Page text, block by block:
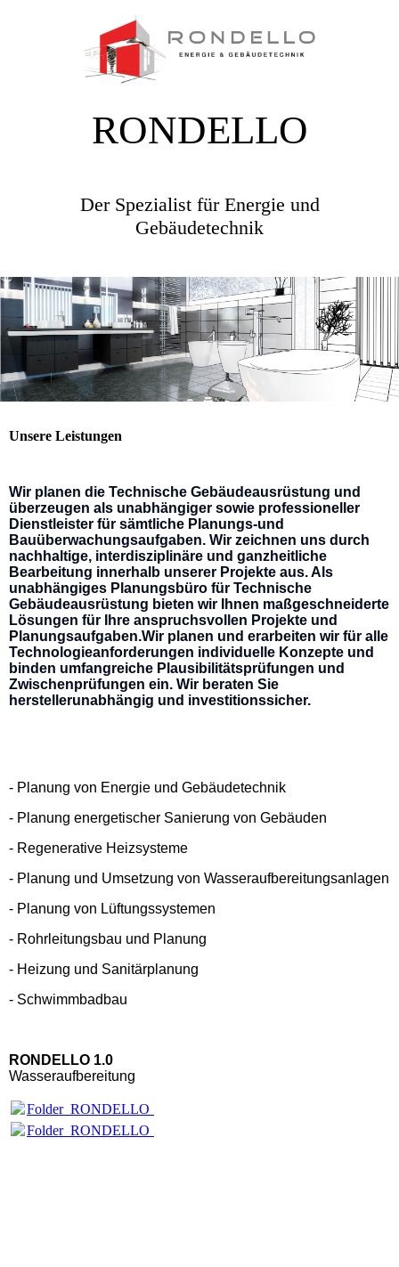
RONDELLO
Der Spezialist für Energie und
Gebäudetechnik
Unsere Leistungen
Wir planen die Technische Gebäudeausrüstung und
überzeugen als unabhängiger sowie professioneller
Dienstleister für sämtliche Planungs-und
Bauüberwachungsaufgaben. Wir zeichnen uns durch
nachhaltige, interdisziplinäre und ganzheitliche
Bearbeitung innerhalb unserer Projekte aus. Als
unabhängiges Planungsbüro für Technische
Gebäudeausrüstung bieten wir Ihnen maßgeschneiderte
Lösungen für Ihre anspruchsvollen Projekte und
Planungsaufgaben.Wir planen und erarbeiten wir für alle
Technologieanforderungen individuelle Konzepte und
binden umfangreiche Plausibilitätsprüfungen und
Zwischenprüfungen ein. Wir beraten Sie
herstellerunabhängig und investitionssicher.
- Planung von Energie und Gebäudetechnik
- Planung energetischer Sanierung von Gebäuden
- Regenerative Heizsysteme
- Planung und Umsetzung von Wasseraufbereitungsanlagen
- Planung von Lüftungssystemen
- Rohrleitungsbau und Planung
- Heizung und Sanitärplanung
- Schwimmbadbau
RONDELLO 1.0
Wasseraufbereitung
Folder_RONDELLO_digital.pdf
Folder_RONDELLO_digital.pdf